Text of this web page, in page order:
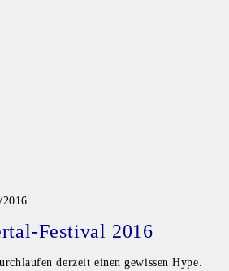
2016
Festival 2016
derzeit einen gewissen Hype.